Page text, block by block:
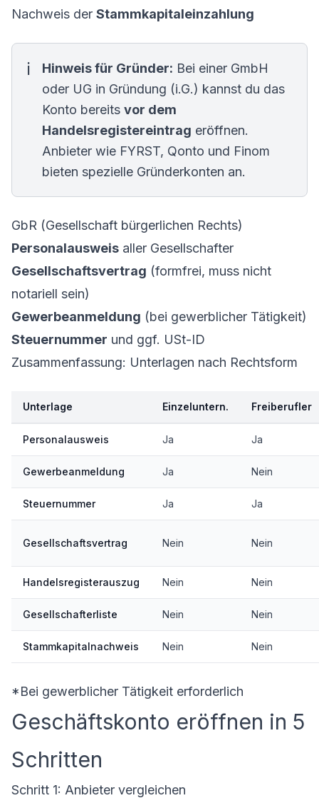
Nachweis der Stammkapitaleinzahlung
Hinweis für Gründer: Bei einer GmbH
oder UG in Gründung (i.G.) kannst du das
Konto bereits vor dem
Handelsregistereintrag eröffnen.
Anbieter wie FYRST, Qonto und Finom
bieten spezielle Gründerkonten an.
GbR (Gesellschaft bürgerlichen Rechts)
Personalausweis aller Gesellschafter
Gesellschaftsvertrag (formfrei, muss nicht
notariell sein)
Gewerbeanmeldung (bei gewerblicher Tätigkeit)
Steuernummer und ggf. USt-ID
Zusammenfassung: Unterlagen nach Rechtsform
Unterlage Einzeluntern. Freiberufler
Personalausweis Ja Ja
Gewerbeanmeldung Ja Nein
Steuernummer Ja Ja
Gesellschaftsvertrag Nein Nein
Handelsregisterauszug Nein Nein
Gesellschafterliste Nein Nein
Stammkapitalnachweis Nein Nein
*Bei gewerblicher Tätigkeit erforderlich
Geschäftskonto eröffnen in 5
Schritten
Schritt 1: Anbieter vergleichen